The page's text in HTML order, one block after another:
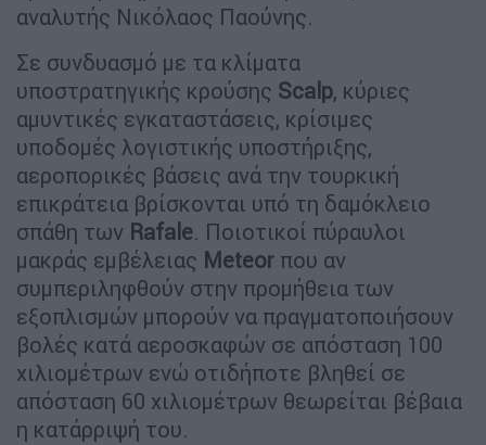
αναλυτής Νικόλαος Παούνης.
Σε συνδυασμό με τα κλίματα
υποστρατηγικής κρούσης Scalp, κύριες
αμυντικές εγκαταστάσεις, κρίσιμες
υποδομές λογιστικής υποστήριξης,
αεροπορικές βάσεις ανά την τουρκική
επικράτεια βρίσκονται υπό τη δαμόκλειο
σπάθη των Rafale. Ποιοτικοί πύραυλοι
μακράς εμβέλειας Meteor που αν
συμπεριληφθούν στην προμήθεια των
εξοπλισμών μπορούν να πραγματοποιήσουν
βολές κατά αεροσκαφών σε απόσταση 100
χιλιομέτρων ενώ οτιδήποτε βληθεί σε
απόσταση 60 χιλιομέτρων θεωρείται βέβαια
η κατάρριψή του.